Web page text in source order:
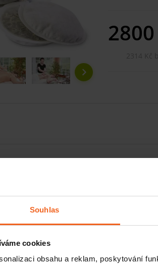
Souhlas
cookies
obsahu a reklam, poskytování
2800
zlatobýl, růži, svízel vonný a majoránku
křeče